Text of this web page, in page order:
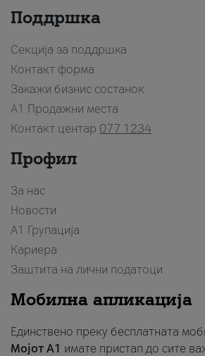
Поддршка
Секција за поддршка
Контакт форма
Закажи бизнис состанок
A1 Продажни места
Контакт центар 077 1234
Профил
За нас
Новости
А1 Групација
Кариера
Заштита на лични податоци
Мобилна апликација
Единствено преку бесплатната
Мојот A1 имате пристап до сите